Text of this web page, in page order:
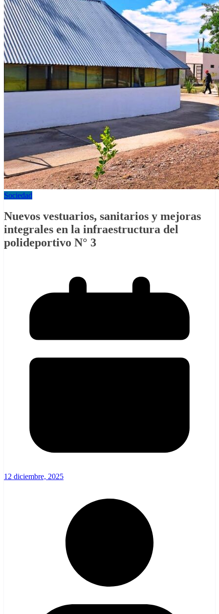
Sociedad
Nuevos vestuarios, sanitarios y mejoras
integrales en la infraestructura del
polideportivo N° 3
12 diciembre, 2025